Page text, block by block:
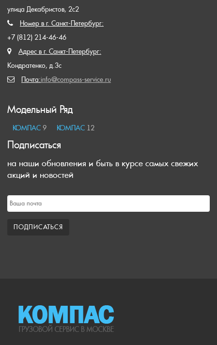
улица Декабристов, 2с2
Номер в г. Санкт-Петербург:
+7 (812) 214-46-46
Адрес в г. Санкт-Петербург:
Кондратенко, д.3с
Почта:info@compass-service.ru
Модельный Ряд
КОМПАС 9 КОМПАС 12
Подписаться
на наши обновления и быть в курсе самых свежих
акций и новостей